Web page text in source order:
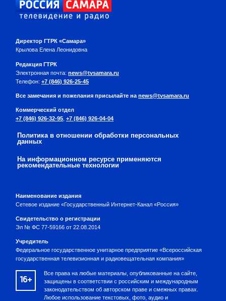
Директор ГТРК «Самара»
Крылова Елена Леонидовна
Редакция ГТРК
Электронная почта: news@tvsamara.ru
Телефон: +7 (846) 926-25-45
Все замечания и пожелания присылайте на news@tvsamara.ru
Коммерческий отдел
+7 (846) 926-32-95 +7 (846) 926-04-04
Политика в отношении обработки персональных
данных
На информационном ресурсе применяются
рекомендательные технологии
Наименование издания
Сетевое издание «Государственный Интернет-Канал «Россия»
Свидетельство о регистрации
Эл № ФС 77-59166 от 22.08.2014
Учредитель
Федеральное государственное унитарное предприятие «Всероссийская
государственная телевизионная и радиовещательная компания»
16+
Все права на любые материалы, опубликованные на сайте,
защищены в соответствии с российским и международным
законодательством об авторском праве и смежных правах.
Любое использование текстовых, фото, аудио и